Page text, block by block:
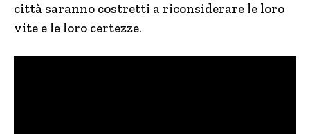
città saranno costretti a riconsiderare le loro
vite e le loro certezze.